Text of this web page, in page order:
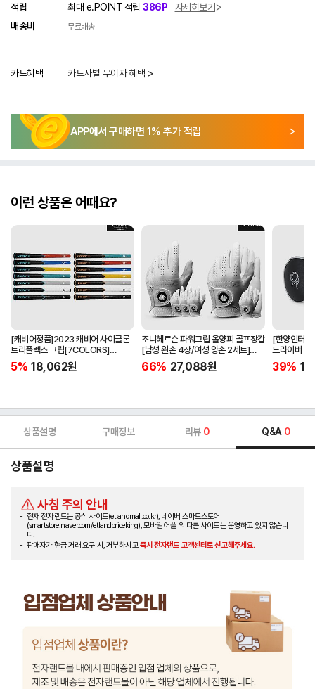
적립 최대 e.POINT 적립 386P
자세히보기
배송비
무료배송
카드혜택 카드사별 무이자 혜택 >
APP에서 구매하면 1% 추가 적립
이런 상품은 어때요?
[캐비어정품]2023 캐비어 사이클론
트리플렉스 그립[7COLORS]
[라운드][39g/42g/46g/50g]
[R/S 토크]
5% 18,062원
조니헤르슨 파워그립 올양피 골프장갑
[남성 왼손 4장/여성 양손 2세트]
[화이트][케이스포함]
66% 27,088원
[한양인터
드라이버 헤
[HD-302]
39%
상품설명 구매정보 리뷰 0 Q&A 0
상품설명
사칭 주의 안내
현재 전자랜드는 공식 사이트(etlandmall.co.kr), 네이버 스마트스토어
(smartstore.naver.com/etlandpriceking), 모바일 어플 외 다른 사이트는 운영하고 있지 않습니
다.
판매자가 현금 거래 요구 시, 거부하시고즉시 전자랜드 고객센터로 신고해주세요.